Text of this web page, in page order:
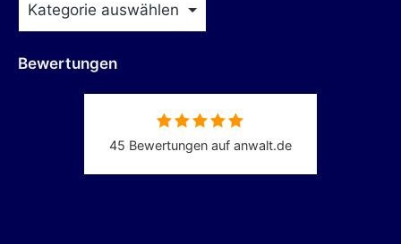
Bewertungen
45 Bewertungen auf anwalt.de